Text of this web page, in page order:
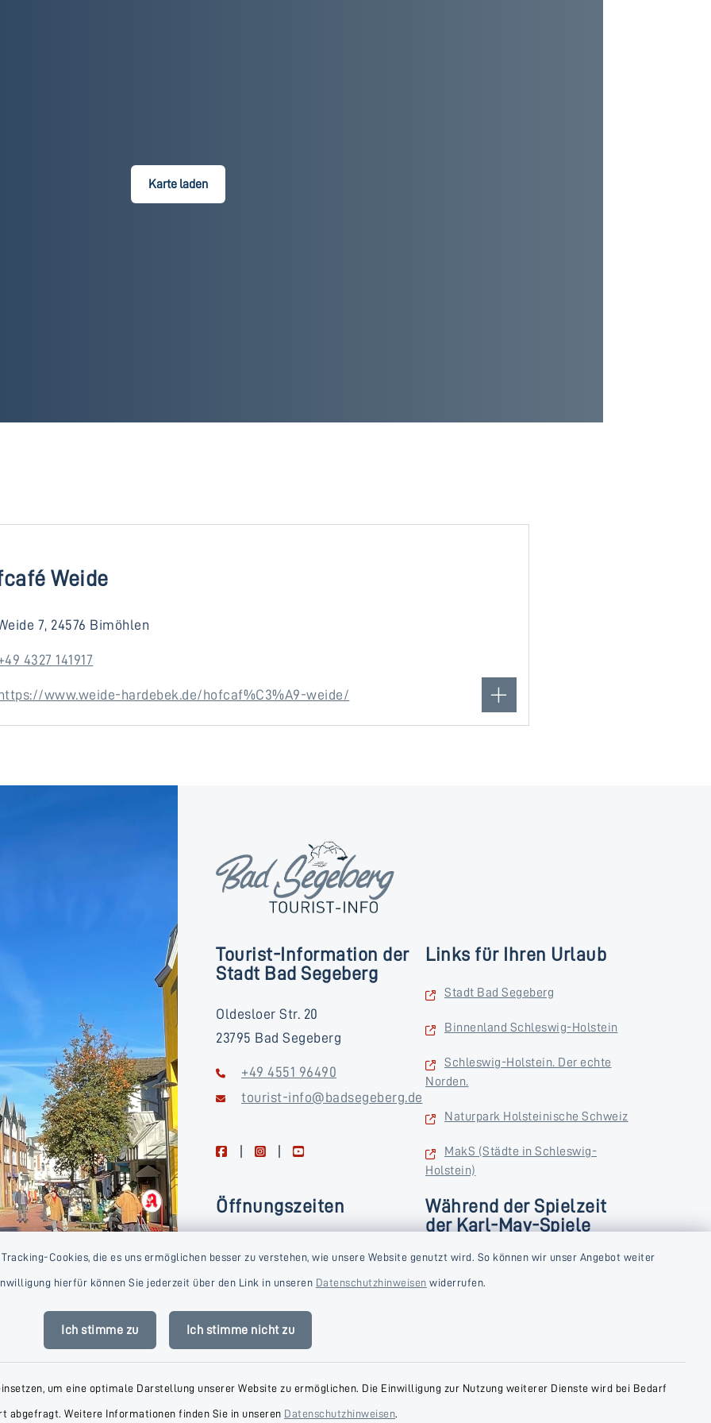
Cookies, die es uns ermöglichen besser zu verstehen, wie unsere Website genutzt wird. So können wir unser Angebot weiter
hierfür können Sie jederzeit über den Link in unseren Datenschutzhinweisen widerrufen.
Ich stimme zu Ich stimme nicht zu
um eine optimale Darstellung unserer Website zu ermöglichen. Die Einwilligung zur Nutzung weiterer Dienste wird bei Bedarf
abgefragt. Weitere Informationen finden Sie in unseren Datenschutzhinweisen.
Karte laden
Weide
7, 24576 Bimöhlen
4327 141917
www.weide-hardebek.de/hofcaf%C3%A9-weide/
Tourist-Information der
Stadt Bad Segeberg
Oldesloer Str. 20
23795 Bad Segeberg
+49 4551 96490
tourist-info@badsegeberg.de
facebookinstagramyoutube
Links für Ihren Urlaub
Stadt Bad Segeberg
Binnenland Schleswig-Holstein
Schleswig-Holstein. Der echte
Norden.
Naturpark Holsteinische Schweiz
MakS (Städte in Schleswig-
Holstein)
Öffnungszeiten
Freitag
09:00-16:00 Uhr
Mittwoch
09:00-14:00 Uhr
Während der Spielzeit
der Karl-May-Spiele
Donnerstag und Freitag